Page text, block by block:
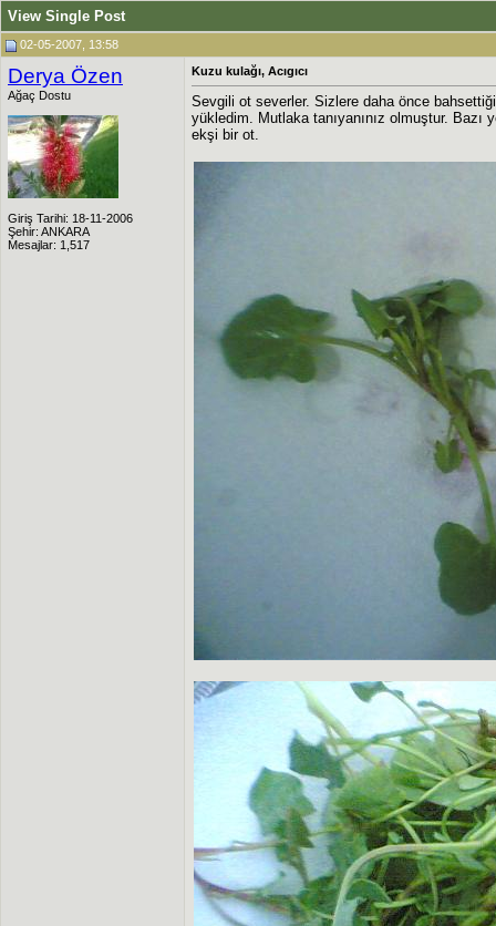
View Single Post
02-05-2007, 13:58
Derya Özen
Ağaç Dostu
Giriş Tarihi: 18-11-2006
Şehir: ANKARA
Mesajlar: 1,517
Kuzu kulağı, Acıgıcı
Sevgili ot severler. Sizlere daha önce
yükledim. Mutlaka tanıyanınız olmuştur. Bazı
ekşi bir ot.